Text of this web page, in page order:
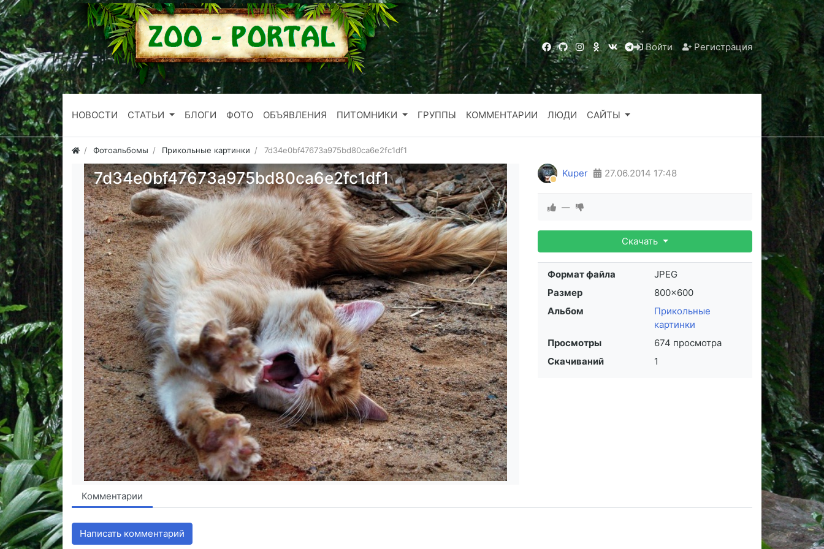
Войти Регистрация
НОВОСТИ СТАТЬИ БЛОГИ ФОТО ОБЪЯВЛЕНИЯ ПИТОМНИКИ ГРУППЫ КОММЕНТАРИИ ЛЮДИ САЙТЫ
Фотоальбомы Прикольные картинки 7d34e0bf47673a975bd80ca6e2fc1df1
7d34e0bf47673a975bd80ca6e2fc1df1 Kuper 27.06.2014 17:48
—
Скачать
Формат файла
JPEG
Размер
800×600
Альбом
Прикольные
картинки
Просмотры
674 просмотра
Скачиваний
1
Комментарии
Написать комментарий